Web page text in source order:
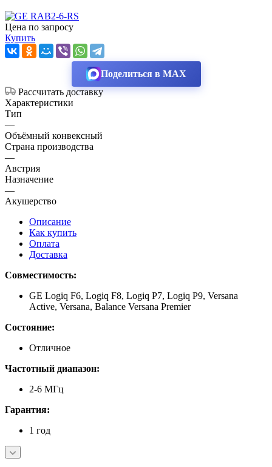
Цена по запросу
Купить
Поделиться в MAX
Рассчитать доставку
Характеристики
Тип
—
Объёмный конвексный
Страна производства
—
Австрия
Назначение
—
Акушерство
Описание
Как купить
Оплата
Доставка
Совместимость:
GE Logiq F6, Logiq F8, Logiq P7, Logiq P9, Versana
Active, Versana, Balance Versana Premier
Состояние:
Отличное
Частотный диапазон:
2-6 МГц
Гарантия:
1 год